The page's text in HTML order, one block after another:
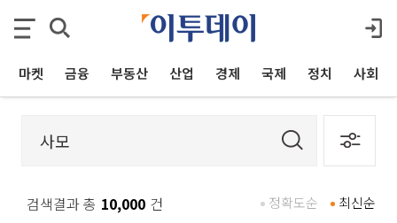
마켓 금융 부동산 산업 경제 국제 정치 사회
검색결과 총 10,000 건 최신순
정확도순